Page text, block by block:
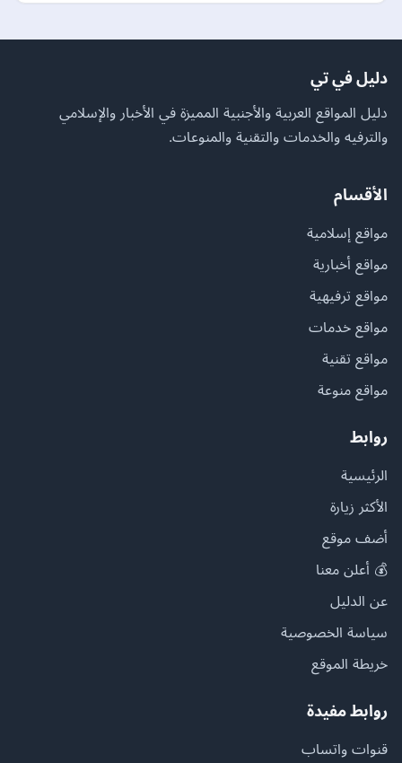
دليل في تي
دليل المواقع العربية والأجنبية المميزة في الأخبار والإسلامي
والترفيه والخدمات والتقنية والمنوعات.
الأقسام
مواقع إسلامية
مواقع أخبارية
مواقع ترفيهية
مواقع خدمات
مواقع تقنية
مواقع منوعة
روابط
الرئيسية
الأكثر زيارة
أضف موقع
💰 أعلن معنا
عن الدليل
سياسة الخصوصية
خريطة الموقع
روابط مفيدة
قنوات واتساب